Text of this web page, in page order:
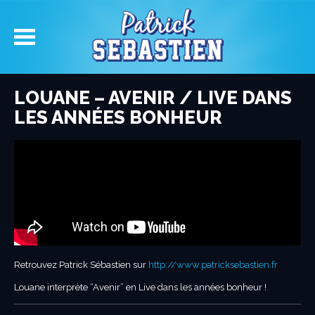
LOUANE – AVENIR / LIVE DANS
LES ANNÉES BONHEUR
Retrouvez Patrick Sébastien sur http://www.patricksebastien.fr
Louane interprète “Avenir” en Live dans les années bonheur !